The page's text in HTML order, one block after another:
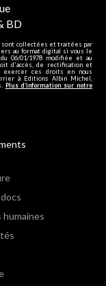
BD
sont collectées et traitées par
au format digital si vous le
06/01/1978 modifiée et au
d'accès, de rectification et
exercer ces droits en nous
à Editions Albin Michel,
Plus d’information sur notre
humaines